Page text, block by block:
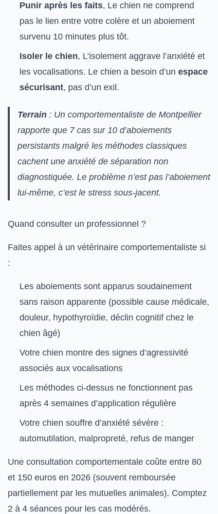
Punir après les faits, Le chien ne comprend
pas le lien entre votre colère et un aboiement
survenu 10 minutes plus tôt.
Isoler le chien, L’isolement aggrave l’anxiété et
les vocalisations. Le chien a besoin d’un espace
sécurisant, pas d’un exil.
Terrain : Un comportementaliste de Montpellier
rapporte que 7 cas sur 10 d’aboiements
persistants malgré les méthodes classiques
cachent une anxiété de séparation non
diagnostiquée. Le problème n’est pas l’aboiement
lui-même, c’est le stress sous-jacent.
Quand consulter un professionnel ?
Faites appel à un vétérinaire comportementaliste si
:
Les aboiements sont apparus soudainement
sans raison apparente (possible cause médicale,
douleur, hypothyroïdie, déclin cognitif chez le
chien âgé)
Votre chien montre des signes d’agressivité
associés aux vocalisations
Les méthodes ci-dessus ne fonctionnent pas
après 4 semaines d’application régulière
Votre chien souffre d’anxiété sévère :
automutilation, malpropreté, refus de manger
Une consultation comportementale coûte entre 80
et 150 euros en 2026 (souvent remboursée
partiellement par les mutuelles animales). Comptez
2 à 4 séances pour les cas modérés.